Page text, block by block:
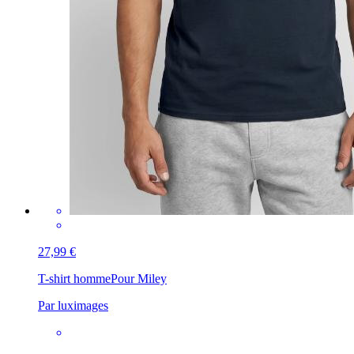
27,99 €
T-shirt hommePour Miley
Par luximages